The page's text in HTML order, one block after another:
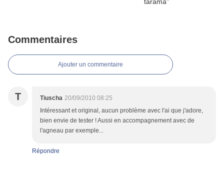
Commentaires
Ajouter un commentaire
T Tiuscha 20/09/2010 08:25
Intéressant et original, aucun problème avec l'ai que j'adore,
bien envie de tester ! Aussi en accompagnement avec de
l'agneau par exemple...
Répondre